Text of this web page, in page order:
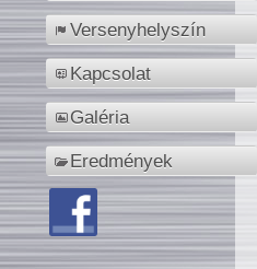
Versenyhelyszín
Kapcsolat
Galéria
Eredmények